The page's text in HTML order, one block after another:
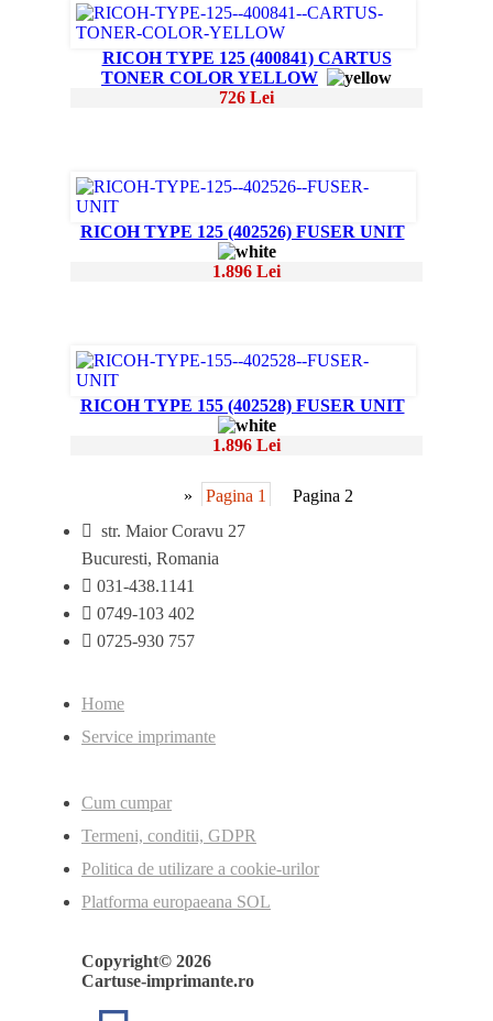
RICOH TYPE 125 (400841) CARTUS
TONER COLOR YELLOW
726 Lei
RICOH TYPE 125 (402526) FUSER UNIT
1.896 Lei
RICOH TYPE 155 (402528) FUSER UNIT
1.896 Lei
» Pagina 1
Pagina 2
str. Maior Coravu 27
Bucuresti, Romania
031-438.1141
0749-103 402
0725-930 757
Home
Service imprimante
Cum cumpar
Termeni, conditii, GDPR
Politica de utilizare a cookie-urilor
Platforma europaeana SOL
Copyright© 2026
Cartuse-imprimante.ro